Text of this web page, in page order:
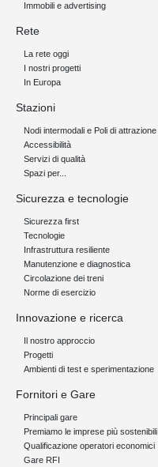
Immobili e advertising
Rete
La rete oggi
I nostri progetti
In Europa
Stazioni
Nodi intermodali e Poli di attrazione
Accessibilità
Servizi di qualità
Spazi per...
Sicurezza e tecnologie
Sicurezza first
Tecnologie
Infrastruttura resiliente
Manutenzione e diagnostica
Circolazione dei treni
Norme di esercizio
Innovazione e ricerca
Il nostro approccio
Progetti
Ambienti di test e sperimentazione
Fornitori e Gare
Principali gare
Premiamo le imprese più sostenibili
Qualificazione operatori economici
Gare RFI